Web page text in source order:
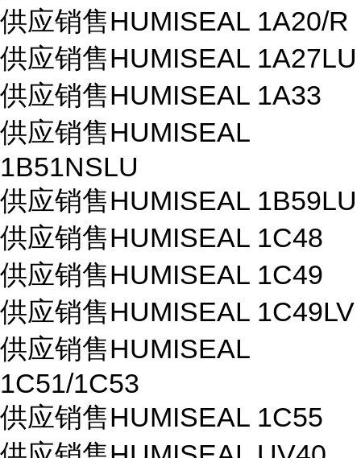
供应销售HUMISEAL 1A20/R
供应销售HUMISEAL 1A27LU
供应销售HUMISEAL 1A33
供应销售HUMISEAL
1B51NSLU
供应销售HUMISEAL 1B59LU
供应销售HUMISEAL 1C48
供应销售HUMISEAL 1C49
供应销售HUMISEAL 1C49LV
供应销售HUMISEAL
1C51/1C53
供应销售HUMISEAL 1C55